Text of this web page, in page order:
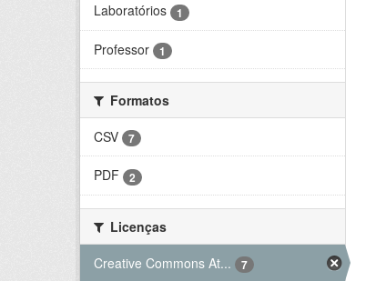
Laboratórios 1
Professor 1
Formatos
CSV
7
PDF 2
Licenças
Creative Commons At...
7